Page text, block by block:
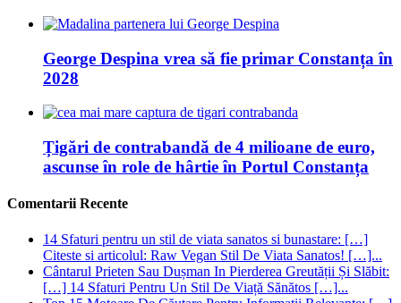
George Despina vrea să fie primar Constanța în
2028
Țigări de contrabandă de 4 milioane de euro,
ascunse în role de hârtie în Portul Constanța
Comentarii Recente
14 Sfaturi pentru un stil de viata sanatos si bunastare: […]
Citeste si articolul: Raw Vegan Stil De Viata Sanatos! […]...
Cântarul Prieten Sau Dușman In Pierderea Greutății Și Slăbit:
[…] 14 Sfaturi Pentru Un Stil De Viață Sănătos […]...